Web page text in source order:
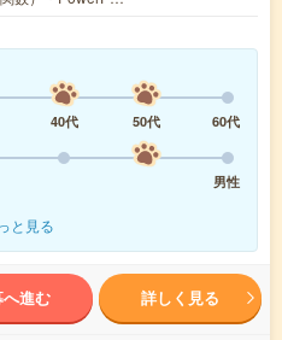
40代 50代
60代
男性
と見る
へ進む 詳しく見る